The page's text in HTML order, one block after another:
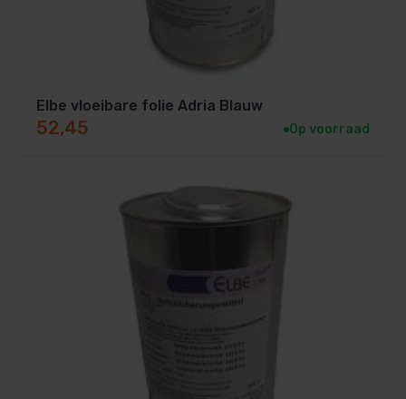
Elbe vloeibare folie Adria Blauw
52,45 Op voorraad